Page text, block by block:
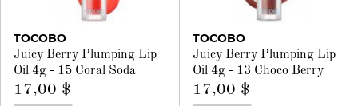
TOCOBO
Juicy Berry Plumping Lip
Oil 4g - 15 Coral Soda
17,00 $
TOCOBO
Juicy Berry Plumping Lip
Oil 4g - 13 Choco Berry
17,00 $